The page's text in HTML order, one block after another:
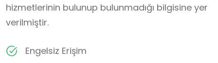
hizmetlerinin bulunup bulunmadığı bilgisine yer
verilmiştir.
Engelsiz Erişim